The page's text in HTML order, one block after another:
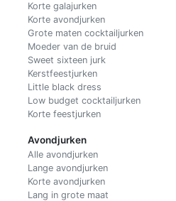
Korte galajurken
Korte avondjurken
Grote maten cocktailjurken
Moeder van de bruid
Sweet sixteen jurk
Kerstfeestjurken
Little black dress
Low budget cocktailjurken
Korte feestjurken
Avondjurken
Alle avondjurken
Lange avondjurken
Korte avondjurken
Lang in grote maat